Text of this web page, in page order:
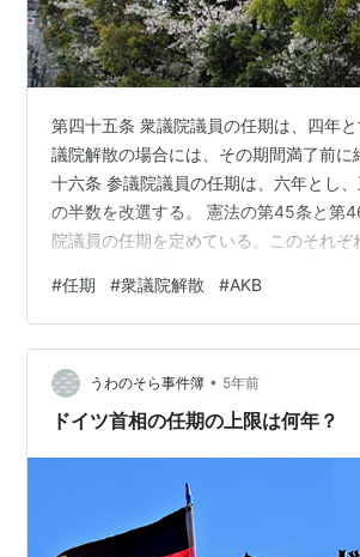
第四十五条 衆議院議員の任期は、四年
議院解散の場合には、その期間満了前に
十六条 参議院議員の任期は、六年とし
の半数を改選する。 憲法の第45条と第
院議員の任期を定めている。このそれぞ
だ。その間、政治が立派になったとは余
かといって年数を変えれば良くなるとい
まい。当事者が何よりご存じで、改正草
何度見ても、衆議院議員の任期は四年と
ある。どんな本を読んでも、どんなサイ
#任期 #衆議院解散 #AKB
うわのそら事件簿 • 5年前
ドイツ首相の任期の上限は何年？